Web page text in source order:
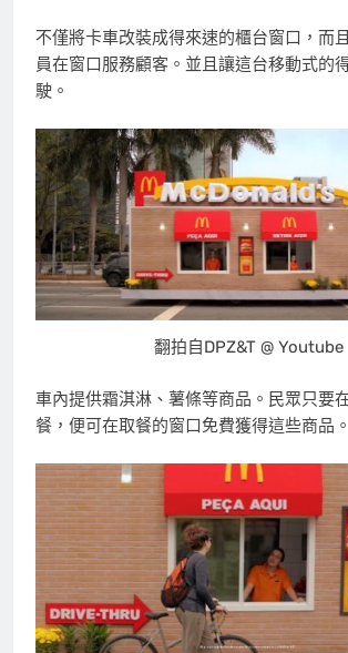
不僅將卡車改裝成得來速的櫃台窗口，而
員在窗口服務顧客。並且讓這台移動式的
駛。
翻拍自DPZ&T @ Youtube
車內提供霜淇淋、薯條等商品。民眾只要
餐，便可在取餐的窗口免費獲得這些商品。